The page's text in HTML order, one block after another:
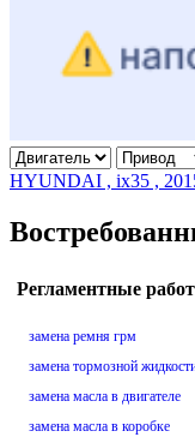
HYUNDAI , ix35 ,
Регламентные
замена ремня грм
замена тормозной
замена масла в двигателе
замена масла в коробке